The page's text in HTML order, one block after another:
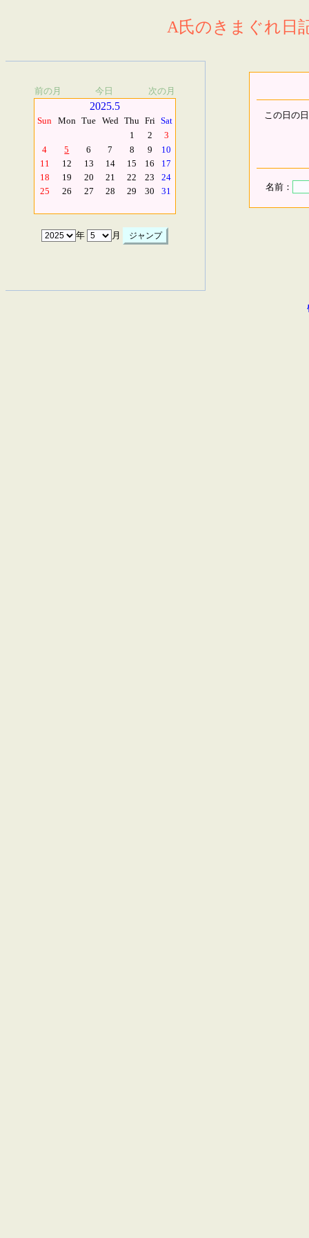
A氏のきまぐれ日
前の月 今日 次の月
2025.5
Sun Mon Tue Wed Thu Fri Sat
1
2
3
4
5 6 7 8 9
10
11
12 13 14 15 16
17
18
19 20 21 22 23
24
25
26 27 28 29 30 31
年 月
この日の
名前：